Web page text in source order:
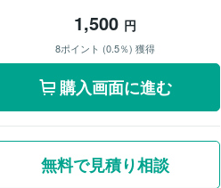
1,500 円
8ポイント (0.5％) 獲得
購入画面に進む
無料で見積り相談